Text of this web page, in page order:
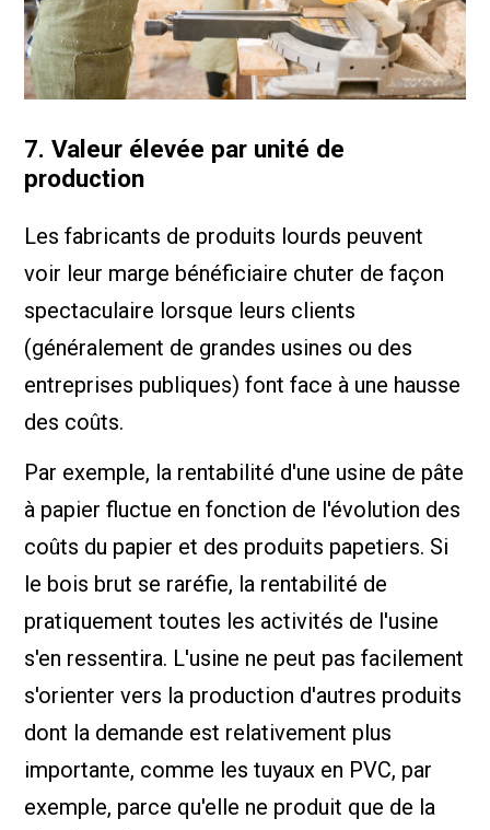
7. Valeur élevée par unité de
production
Les fabricants de produits lourds peuvent
voir leur marge bénéficiaire chuter de façon
spectaculaire lorsque leurs clients
(généralement de grandes usines ou des
entreprises publiques) font face à une hausse
des coûts.
Par exemple, la rentabilité d'une usine de pâte
à papier fluctue en fonction de l'évolution des
coûts du papier et des produits papetiers. Si
le bois brut se raréfie, la rentabilité de
pratiquement toutes les activités de l'usine
s'en ressentira. L'usine ne peut pas facilement
s'orienter vers la production d'autres produits
dont la demande est relativement plus
importante, comme les tuyaux en PVC, par
exemple, parce qu'elle ne produit que de la